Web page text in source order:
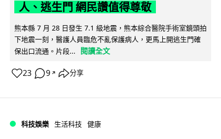
人、逃生門 網民讚值得尊敬
熊本縣 7 月 28 日發生 7.1 級地震，熊本綜合醫院手術室鏡頭拍
下地震一刻，醫護人員臨危不亂保護病人，更馬上開逃生門確
保出口流通。片段...
閱讀全文
23 9 ↗ 分享
科技娛樂 生活科技 健康